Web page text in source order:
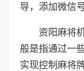
导，添加微信
资阳麻将
般是指通过一
实现控制麻将